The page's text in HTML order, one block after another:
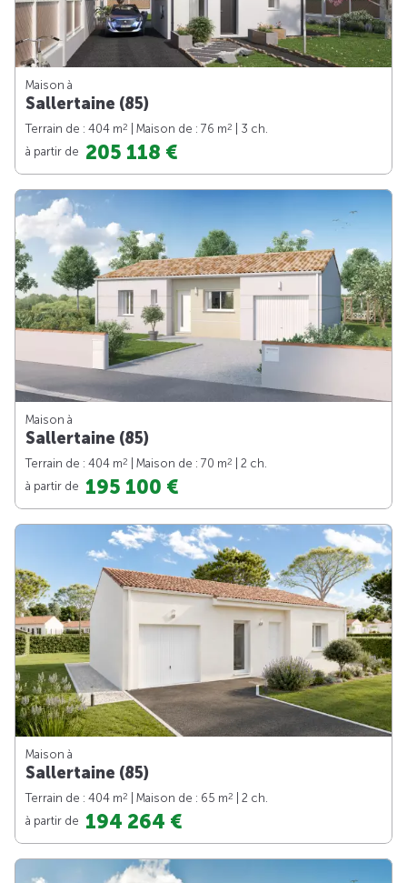
Maison à
Sallertaine (85)
Terrain de : 404 m2 | Maison de : 76 m2
| 3 ch.
à partir de 205 118 €
Maison à
Sallertaine (85)
Terrain de : 404 m2 | Maison de : 70 m2
| 2 ch.
à partir de 195 100 €
Maison à
Sallertaine (85)
Terrain de : 404 m2 | Maison de : 65 m2
| 2 ch.
à partir de 194 264 €